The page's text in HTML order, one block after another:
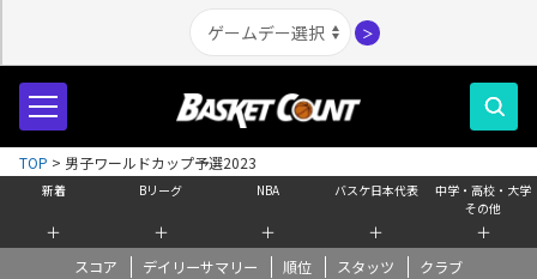
＞
新着
＋
Bリーグ
＋
NBA
＋
バスケ日本代表
＋
中学・高校・大学
その他
＋
スコア デイリーサマリー 順位 スタッツ クラブ
TOP > 男子ワールドカップ予選2023